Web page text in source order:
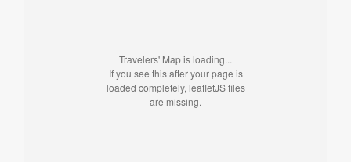
Travelers' Map is loading...
If you see this after your page is
loaded completely, leafletJS files
are missing.